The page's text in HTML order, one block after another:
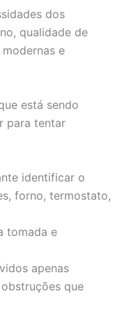
dos
qualidade de
e
está sendo
para tentar
identificar o
forno, termostato,
tomada e
apenas
que